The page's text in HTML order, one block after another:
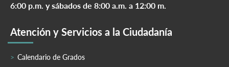
6:00 p.m. y sábados de 8:00 a.m. a 12:00 m.
Atención y Servicios a la Ciudadanía
Calendario de Grados